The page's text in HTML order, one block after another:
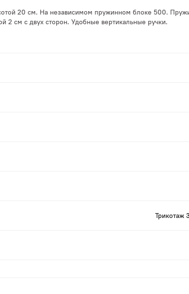
20 см. На независимом пружинном блоке 500.
2 см с двух сторон. Удобные вертикальные ручки.
Трикотаж